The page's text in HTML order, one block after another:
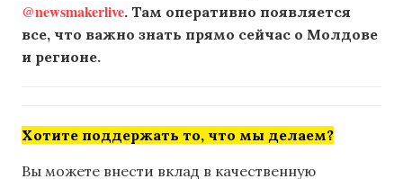
@newsmakerlive. Там оперативно появляется
все, что важно знать прямо сейчас о Молдове
и регионе.
Хотите поддержать то, что мы делаем?
Вы можете внести вклад в качественную